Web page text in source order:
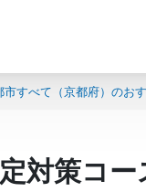
市すべて（京都府）のお
対策コー